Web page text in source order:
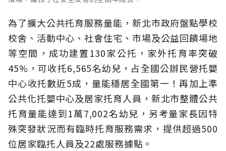
為了擴大公共托育服務量能，新北市政府盤點學校
校舍、活動中心、社會住宅、市場及公益回饋場地
等空間，成功建置130家公托，家外托育率突破
45%，可收托6,565名幼兒，占全國公辦民營托嬰
中心收托數近5成，量能穩居全國第一！再加上準
公共化托嬰中心及居家托育人員，新北市整體公共
托育量能達到1萬7,002名幼兒，另考量家長因特
殊突發狀況而有臨時托育服務需求，提供超過500
位居家臨托人員及22處服務據點。